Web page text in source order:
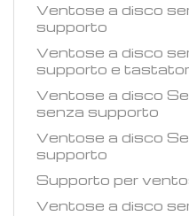
Ventose a disco
supporto
Ventose a disco
supporto e
Ventose a disco
senza supporto
Ventose a disco
supporto
Supporto per
Ventose a disco